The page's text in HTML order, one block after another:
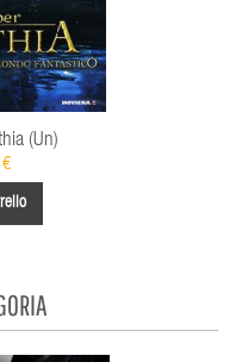
(Un)